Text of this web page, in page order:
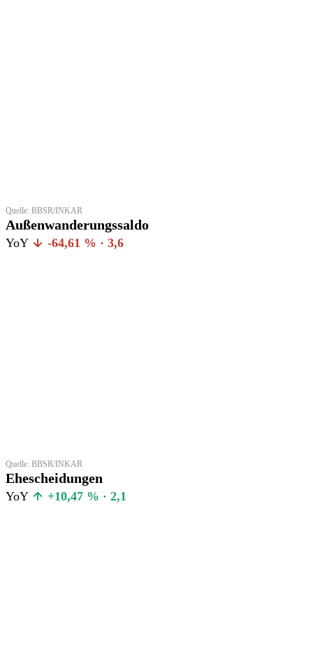
Quelle: BBSR/INKAR
Außenwanderungssaldo
YoY -64,61 % · 3,6
Quelle: BBSR/INKAR
Ehescheidungen
YoY +10,47 % · 2,1